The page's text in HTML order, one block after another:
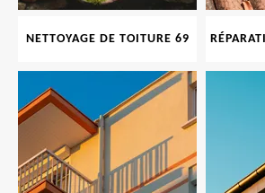
NETTOYAGE DE TOITURE 69